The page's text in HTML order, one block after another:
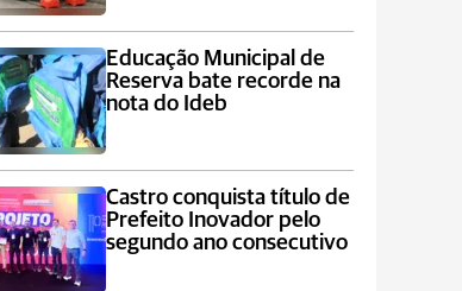
Educação Municipal de
Reserva bate recorde na
nota do Ideb
Castro conquista título de
Prefeito Inovador pelo
segundo ano consecutivo